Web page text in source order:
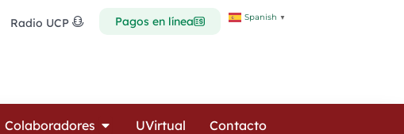
Radio UCP Pagos en línea Spanish ▼
Colaboradores Open Colaboradores
UVirtual Contacto